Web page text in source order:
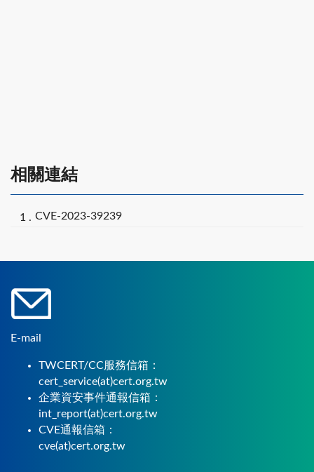
相關連結
CVE-2023-39239
E-mail
TWCERT/CC服務信箱：
cert_service(at)cert.org.tw
企業資安事件通報信箱：
int_report(at)cert.org.tw
CVE通報信箱：
cve(at)cert.org.tw